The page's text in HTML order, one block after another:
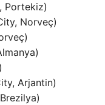
Portekiz)
Norveç)
Arjantin)